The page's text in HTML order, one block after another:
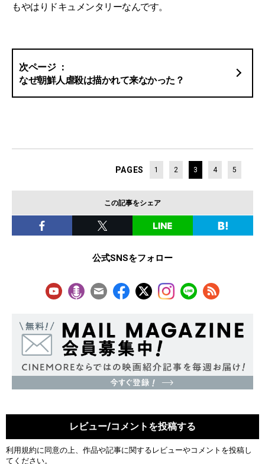
もやはりドキュメンタリーなんです。
なぜ朝鮮人虐殺は描かれて来なかった？
PAGES 1 2 3 4 5
この記事をシェア
公式SNSをフォロー
レビュー/コメントを投稿する
利用規約に同意の上、作品や記事に関するレビューやコメントを投稿し
てください。